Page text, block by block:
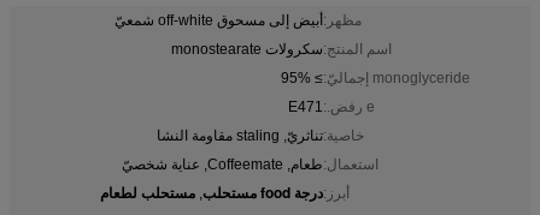
مظهر:أبيض إلى مسحوق off-white شمعيّ
اسم المنتج:سكرولات monostearate
monoglyceride إجماليّ:
≥ 95%
e رفض.:
E471
خاصية:تناثريّ, staling مقاومة النشا
استعمال:طعام, Coffeemate, عناية شخصيّ
أبرز:درجة food مستحلب , مستحلب لطعام